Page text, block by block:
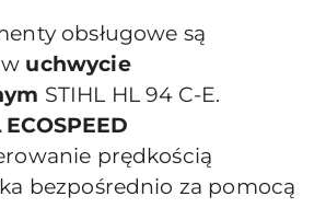
obsługowe są
uchwycie
STIHL HL 94 C-E.
ECOSPEED
prędkością
bezpośrednio za pomocą